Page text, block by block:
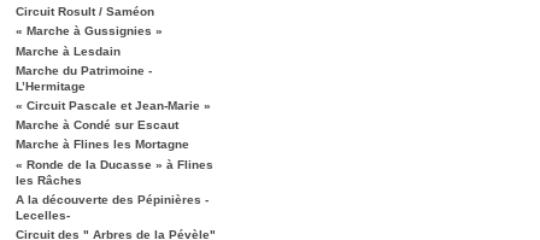
Circuit Rosult / Saméon
« Marche à Gussignies »
Marche à Lesdain
Marche du Patrimoine -
L’Hermitage
« Circuit Pascale et Jean-Marie »
Marche à Condé sur Escaut
Marche à Flines les Mortagne
« Ronde de la Ducasse » à Flines
les Râches
A la découverte des Pépinières -
Lecelles-
Circuit des " Arbres de la Pévèle"